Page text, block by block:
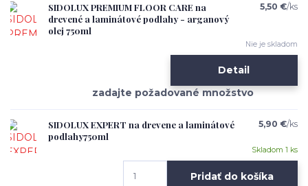
SIDOLUX PREMIUM FLOOR CARE na
drevené a laminátové podlahy - arganový
olej 750ml
5,50 €/ks
Nie je skladom
Detail
SIDOLUX EXPERT na drevene a laminátové
podlahy750ml
5,90 €/ks
Skladom 1 ks
Pridať do košíka